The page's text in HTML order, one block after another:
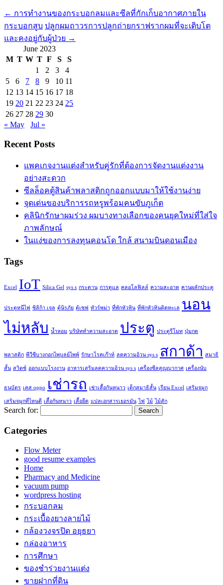
← การทำงานของกระบอกลมและซีลที่กักเก็บอากาศภายใน
กระบอกสูบ ปลูกผมถาวรการปลูกถ่ายกราฟรากผมที่จะเติบโต
และคงอยู่กับผู้ป่วย →
June 2023
M T W T F S
S
1
2 3
4
5
6 7 8 9 10 11
12 13 14 15 16 17 18
19 20 21 22 23 24 25
26 27 28 29 30
« May
Jul »
Recent Posts
แพคเกจงานแต่งสำหรับคู่รักที่ต้องการจัดงานแต่งงาน
อย่างสะดวก
ซีลล็อคตู้สินค้าพลาสติกถูกออกแบบมาให้ใช้งานง่าย
จุดเด่นของบริการรถหรูพร้อมคนขับภูเก็ต
คลินิกรักษาผมร่วง ผมบางทางเลือกของคนยุคใหม่ที่ใส่ใจ
ภาพลักษณ์
ในแง่ของการลงทุนคอนโด ใกล้ สนามบินดอนเมือง
Tags
Excel IoT Silica Gel sys s กระดาน การดูแล คลอโลฟิลล์ ความสะอาด คานผลักประตู
ประตูหนีไฟ ซิลิก้า เจล ตู้นิรภัย ตู้เซฟ ทัวร์พม่า ที่พักหัวหิน ที่พักหัวหินติดทะเล นอน
ไม่หลับ น้ำหอม บริษัททำความสะอาด ประตู ประตูรีโมท ปุ่มกด
พลาสติก พีวีซีบางกอกไพบูลย์ไพพ์ รักษาโรคเก๊าท์ ลดความอ้วน sys s สกาด้า สมาธิ
สั้น สวิตซ์ ออกแบบโรงงาน อาหารเสริมลดความอ้วน sys s เครื่องซีลสูญญากาศ เครื่องนับ
ธนบัตร เคส oppo เช่ารถ เช่าเสื้อกันหนาว เด็กสมาธิสั้น เรียน Excel เสริมจมูก
เสริมจมูกที่ไหนดี เสื้อกันหนาว เสื้อยืด แปลเอกสารเยอรมัน ไฟ ไม้ ไม้สัก
Search for:
Categories
Flow Meter
good resume examples
Home
Pharmacy and Medicine
vacuum pump
wordpress hosting
กระบอกลม
กระเบื้องยางลายไม้
กล้องวงจรปิด อยุธยา
กล่องอาหาร
การศึกษา
ของชำร่วยงานแต่ง
ขายฝากที่ดิน